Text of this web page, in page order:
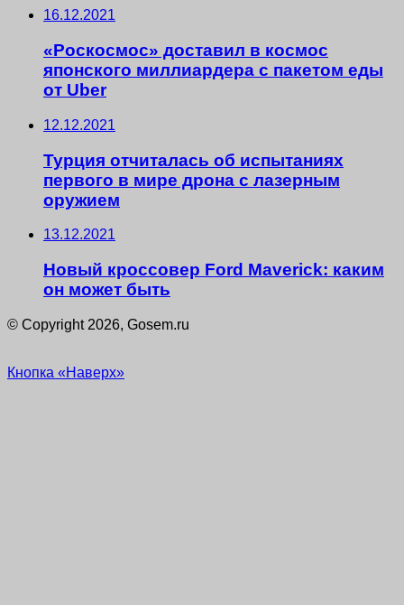
16.12.2021
«Роскосмос» доставил в космос
японского миллиардера с пакетом еды
от Uber
12.12.2021
Турция отчиталась об испытаниях
первого в мире дрона с лазерным
оружием
13.12.2021
Новый кроссовер Ford Maverick: каким
он может быть
© Copyright 2026, Gosem.ru
Кнопка «Наверх»